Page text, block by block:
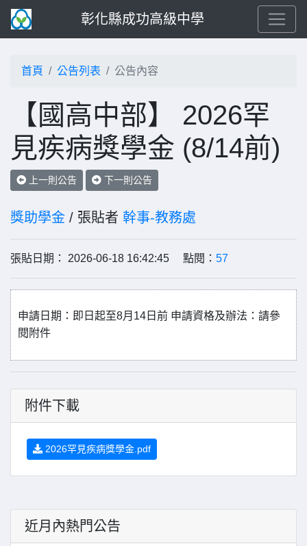
彰化縣成功高級中學
首頁 公告列表 公告內容
【國高中部】 2026罕
見疾病獎學金 (8/14前)
上一則公告 下一則公告
獎助學金 / 張貼者 幹事-教務處
張貼日期： 2026-06-18 16:42:45 點閱： 57
申請日期：即日起至8月 14 日前 申請資格及辦法：請參
閱附件
附件下載
2026罕見疾病獎學金.pdf
近月內熱門公告